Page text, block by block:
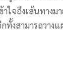
จถึงเส้นทางมา
ทั้งสามารถวาง